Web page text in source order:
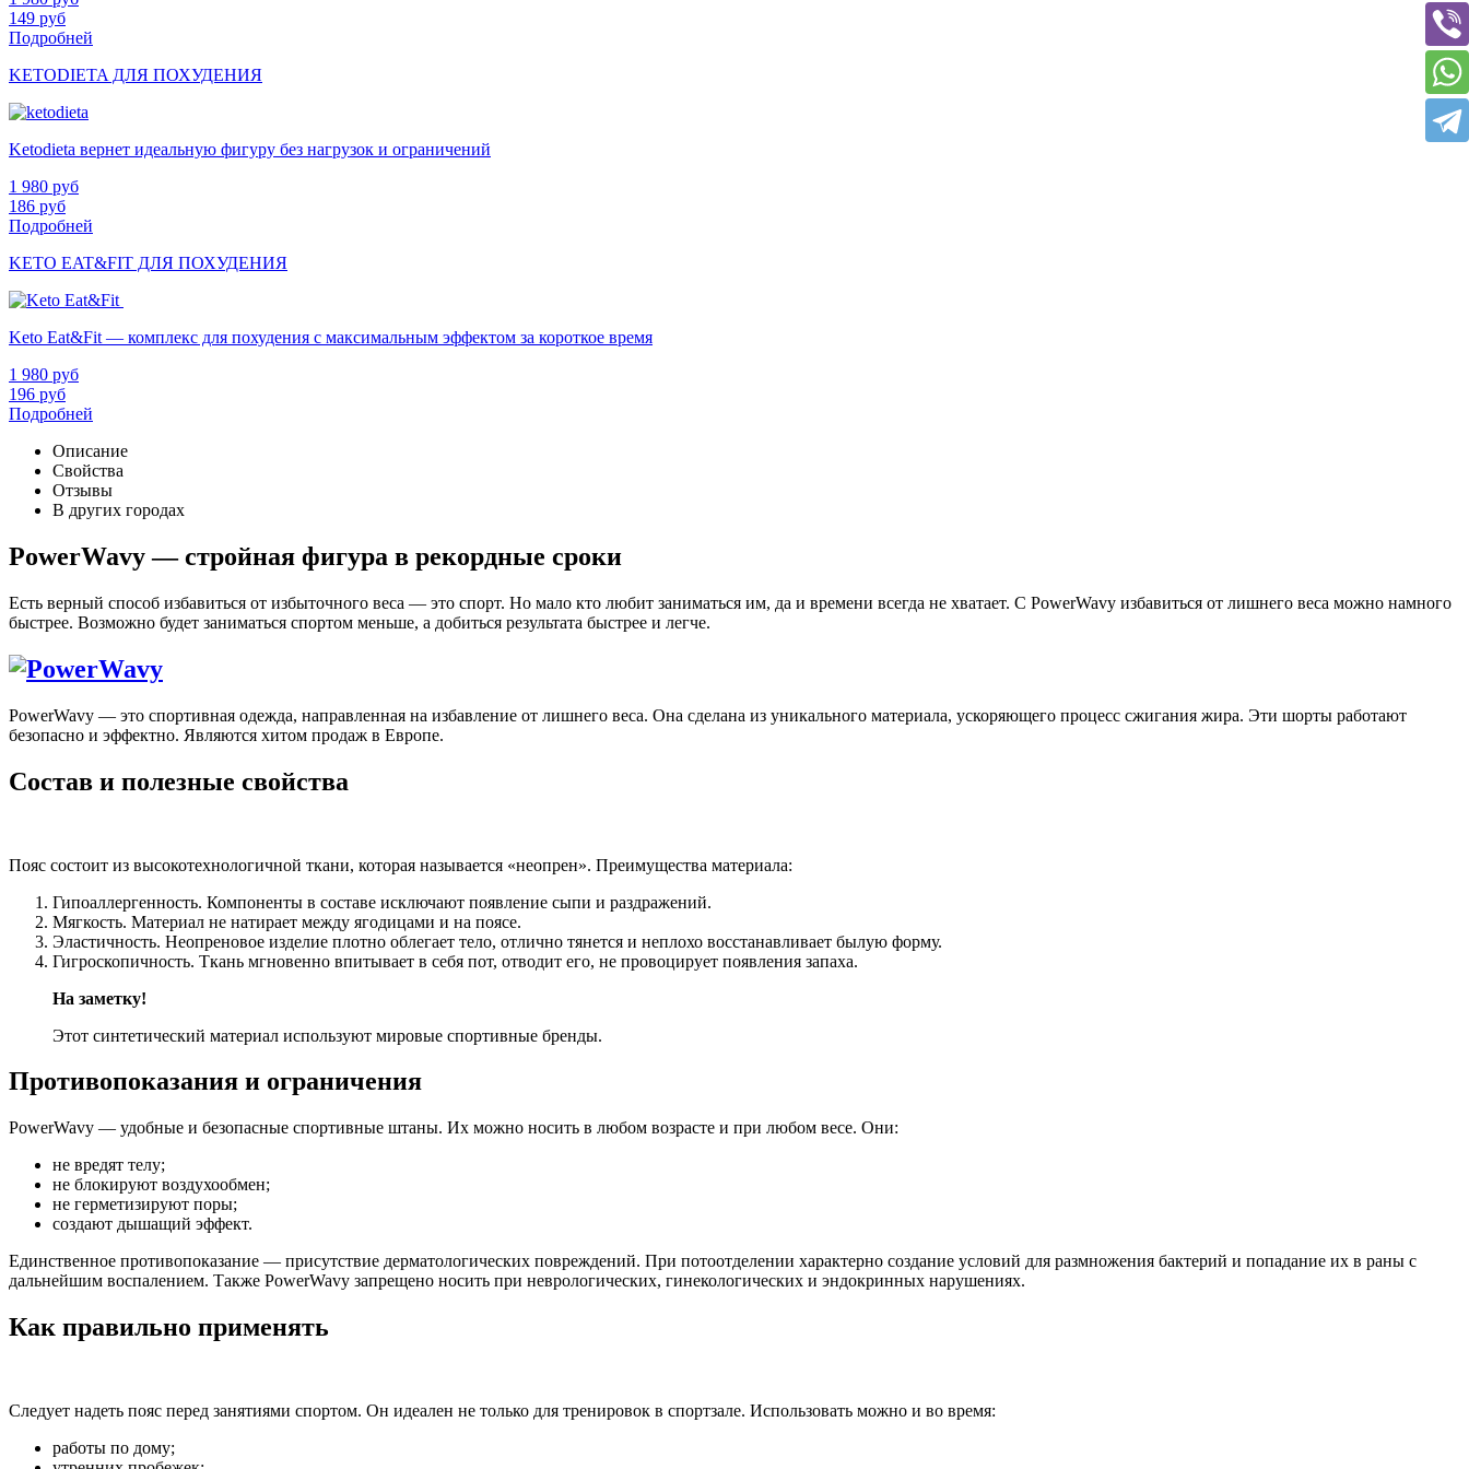
149 руб
Подробней
KETODIETA ДЛЯ ПОХУДЕНИЯ
Ketodieta вернет идеальную фигуру без нагрузок и ограничений
1 980 руб
186 руб
Подробней
KETO EAT&FIT ДЛЯ ПОХУДЕНИЯ
Keto Eat&Fit — комплекс для похудения с максимальным эффектом за короткое время
1 980 руб
196 руб
Подробней
Описание
Свойства
Отзывы
В других городах
PowerWavy — стройная фигура в рекордные сроки
Есть верный способ избавиться от избыточного веса — это спорт. Но мало кто любит заниматься им, да и времени всегда не хватает. С PowerWavy избавиться от лишнего веса можно намного
быстрее. Возможно будет заниматься спортом меньше, а добиться результата быстрее и легче.
PowerWavy — это спортивная одежда, направленная на избавление от лишнего веса. Она сделана из уникального материала, ускоряющего процесс сжигания жира. Эти шорты работают
безопасно и эффектно. Являются хитом продаж в Европе.
Состав и полезные свойства
Пояс состоит из высокотехнологичной ткани, которая называется «неопрен». Преимущества материала:
Гипоаллергенность. Компоненты в составе исключают появление сыпи и раздражений.
Мягкость. Материал не натирает между ягодицами и на поясе.
Эластичность. Неопреновое изделие плотно облегает тело, отлично тянется и неплохо восстанавливает былую форму.
Гигроскопичность. Ткань мгновенно впитывает в себя пот, отводит его, не провоцирует появления запаха.
На заметку!
Этот синтетический материал используют мировые спортивные бренды.
Противопоказания и ограничения
PowerWavy — удобные и безопасные спортивные штаны. Их можно носить в любом возрасте и при любом весе. Они:
не вредят телу;
не блокируют воздухообмен;
не герметизируют поры;
создают дышащий эффект.
Единственное противопоказание — присутствие дерматологических повреждений. При потоотделении характерно создание условий для размножения бактерий и попадание их в раны с
дальнейшим воспалением. Также PowerWavy запрещено носить при неврологических, гинекологических и эндокринных нарушениях.
Как правильно применять
Следует надеть пояс перед занятиями спортом. Он идеален не только для тренировок в спортзале. Использовать можно и во время:
работы по дому;